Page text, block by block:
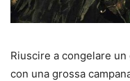
Riuscire a congelare
con una grossa